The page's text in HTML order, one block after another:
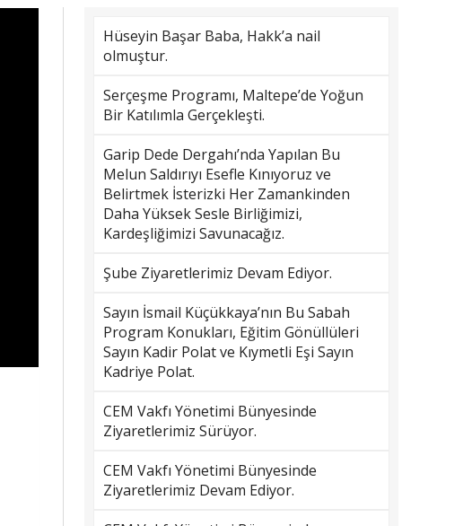
Hüseyin Başar Baba, Hakk’a nail
olmuştur.
Serçeşme Programı, Maltepe’de Yoğun
Bir Katılımla Gerçekleşti.
Garip Dede Dergahı’nda Yapılan Bu
Melun Saldırıyı Esefle Kınıyoruz ve
Belirtmek İsterizki Her Zamankinden
Daha Yüksek Sesle Birliğimizi,
Kardeşliğimizi Savunacağız.
Şube Ziyaretlerimiz Devam Ediyor.
Sayın İsmail Küçükkaya’nın Bu Sabah
Program Konukları, Eğitim Gönüllüleri
Sayın Kadir Polat ve Kıymetli Eşi Sayın
Kadriye Polat.
CEM Vakfı Yönetimi Bünyesinde
Ziyaretlerimiz Sürüyor.
CEM Vakfı Yönetimi Bünyesinde
Ziyaretlerimiz Devam Ediyor.